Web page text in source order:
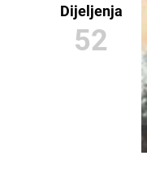
Dijeljenja
52